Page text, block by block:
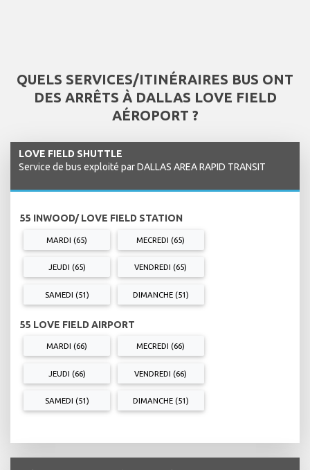
QUELS SERVICES/ITINÉRAIRES BUS ONT
DES ARRÊTS À DALLAS LOVE FIELD
AÉROPORT ?
LOVE FIELD SHUTTLE
Service de bus exploité par DALLAS AREA RAPID TRANSIT
55 INWOOD/ LOVE FIELD STATION
MARDI (65) MECREDI (65)
JEUDI (65) VENDREDI (65)
SAMEDI (51) DIMANCHE (51)
55 LOVE FIELD AIRPORT
MARDI (66) MECREDI (66)
JEUDI (66) VENDREDI (66)
SAMEDI (51) DIMANCHE (51)